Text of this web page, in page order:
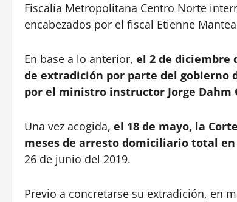
Fiscalía Metropolitana Centro Norte
encabezados por el fiscal Etienne
En base a lo anterior, el 2 de diciembre
de extradición por parte del gobierno
por el ministro instructor Jorge Dahm
Una vez acogida, el 18 de mayo, la
meses de arresto domiciliario total
26 de junio del 2019.
Previo a concretarse su extradición, en